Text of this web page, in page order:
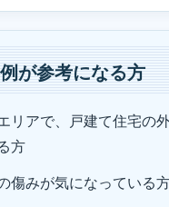
が参考になる方
リアで、戸建て住宅の
方
傷みが気になっている